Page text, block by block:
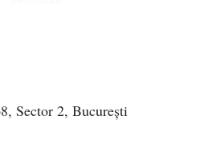
Sector 2, București